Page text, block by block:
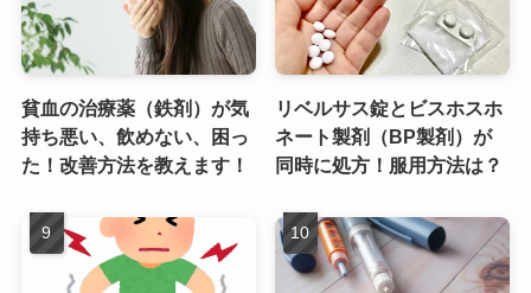
貧血の治療薬（鉄剤）が気
持ち悪い、飲めない、困っ
た！改善方法を教えます！
リベルサス錠とビスホスホ
ネート製剤（BP製剤）が
同時に処方！服用方法は？